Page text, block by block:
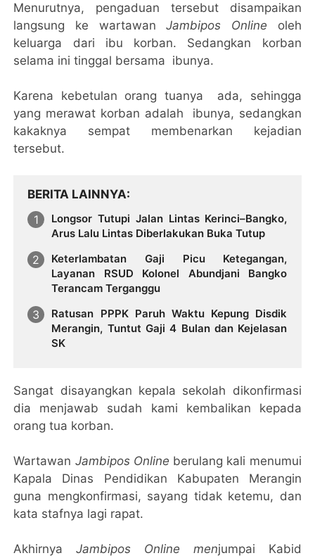
Menurutnya, pengaduan tersebut disampaikan
langsung ke wartawanJambipos Online oleh
keluarga dari ibu korban. Sedangkan korban
selama ini tinggal bersama ibunya.
Karena kebetulan orang tuanya ada, sehingga
yang merawat korban adalah ibunya, sedangkan
kakaknya sempat membenarkan kejadian
tersebut.
BERITA LAINNYA
Longsor Tutupi Jalan Lintas Kerinci–Bangko,
Arus Lalu Lintas Diberlakukan Buka Tutup
Keterlambatan Gaji Picu Ketegangan,
Layanan RSUD Kolonel Abundjani Bangko
Terancam Terganggu
Ratusan PPPK Paruh Waktu Kepung Disdik
Merangin, Tuntut Gaji 4 Bulan dan Kejelasan
SK
Sangat disayangkan kepala sekolah dikonfirmasi
dia menjawab sudah kami kembalikan kepada
orang tua korban.
Wartawan Jambipos Online berulang kali menumui
Kapala Dinas Pendidikan Kabupaten Merangin
guna mengkonfirmasi, sayang tidak ketemu, dan
kata stafnya lagi rapat.
AkhirnyaJambipos Online menjumpai Kabid